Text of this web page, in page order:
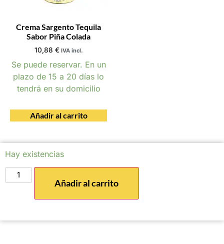
Crema Sargento Tequila
Sabor Piña Colada
10,88 € IVA incl.
Se puede reservar. En un
plazo de 15 a 20 días lo
tendrá en su domicilio
Añadir al carrito
Hay existencias
Añadir al carrito